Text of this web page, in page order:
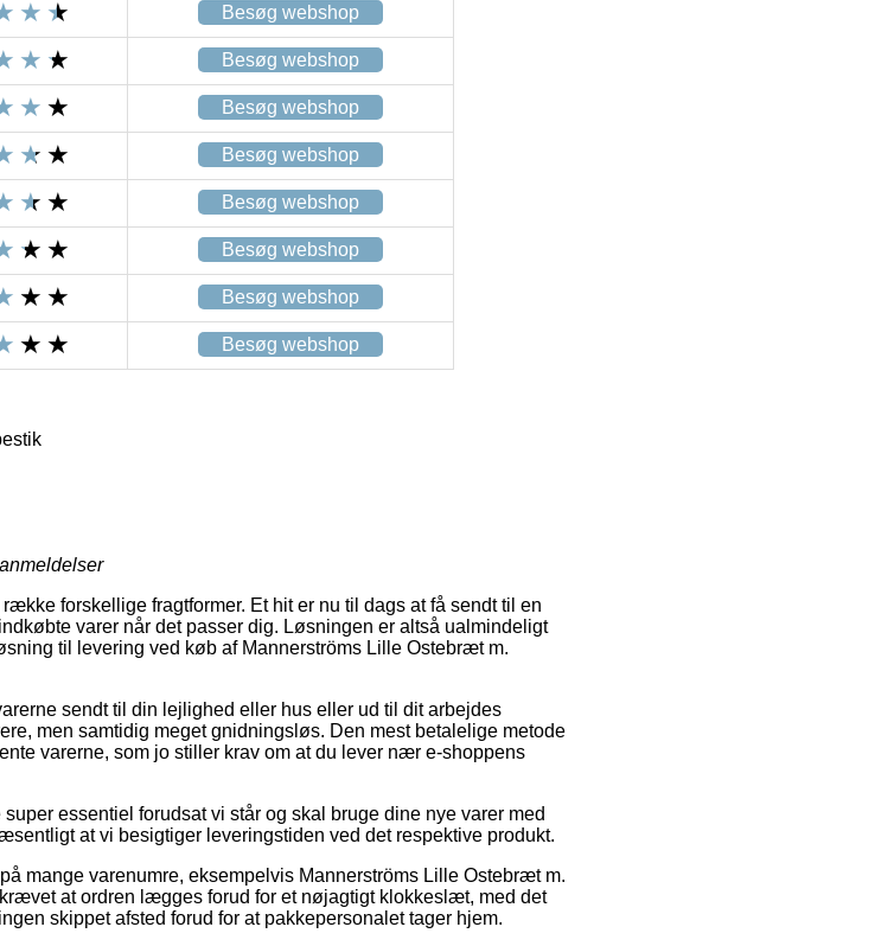
Besøg webshop
Besøg webshop
Besøg webshop
Besøg webshop
Besøg webshop
Besøg webshop
Besøg webshop
Besøg webshop
anmeldelser
forskellige fragtformer. Et hit er nu til dags at få sendt til en
varer når det passer dig. Løsningen er altså ualmindeligt
til levering ved køb af Mannerströms Lille Ostebræt m.
sendt til din lejlighed eller hus eller ud til dit arbejdes
men samtidig meget gnidningsløs. Den mest betalelige metode
varerne, som jo stiller krav om at du lever nær e-shoppens
essentiel forudsat vi står og skal bruge dine nye varer med
at vi besigtiger leveringstiden ved det respektive produkt.
mange varenumre, eksempelvis Mannerströms Lille Ostebræt m.
at ordren lægges forud for et nøjagtigt klokkeslæt, med det
skippet afsted forud for at pakkepersonalet tager hjem.